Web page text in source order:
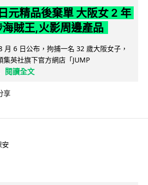
元精品後棄單 大阪女 2 年
賊王,火影周邊產品
月 6 日公布，拘捕一名 32 歲大阪女子，
英社旗下官方網店「JUMP
閱讀全文
享
安